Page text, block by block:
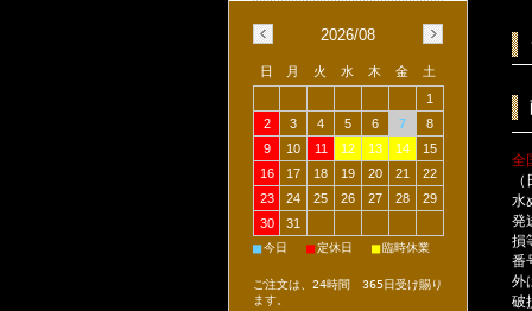
全
水
発
損
番
外
破
2026/08
日 月 火 水 木 金
土
1
2
3 4 5 6 7
8
9
10 11 12 13 14
15
16
17 18 19 20 21
22
23
24 25 26 27 28
29
30
31
■今日 ■定休日 ■臨時休業
ご注文は、24時間 365日受け賜り
ます。